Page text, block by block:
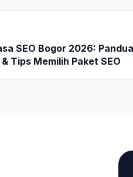
SEO Bogor 2026:
Tips Memilih Paket SEO